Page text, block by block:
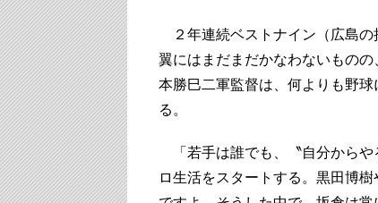
２年連続ベストナイン（広島の
翼にはまだまだかなわないもの
本勝巳二軍監督は、何よりも野
る。
「若手は誰でも、〝自分からや
ロ生活をスタートする。黒田博